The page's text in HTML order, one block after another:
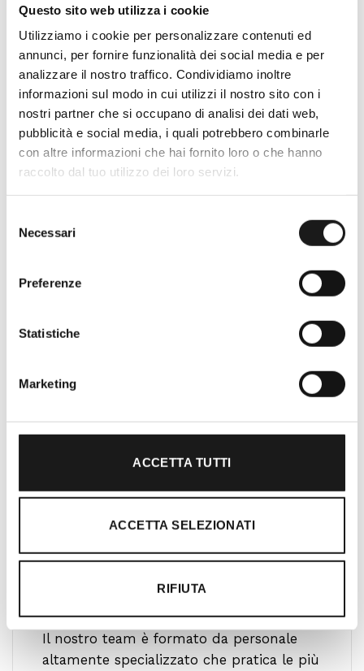
Questo sito web utilizza i cookie
Utilizziamo i cookie per personalizzare contenuti ed
annunci, per fornire funzionalità dei social media e per
analizzare il nostro traffico. Condividiamo inoltre
informazioni sul modo in cui utilizzi il nostro sito con i
nostri partner che si occupano di analisi dei dati web,
pubblicità e social media, i quali potrebbero combinarle
con altre informazioni che hai fornito loro o che hanno
raccolto dal tuo utilizzo dei loro servizi.
delNecessari
Preferenze
Statistiche
Marketing
ACCETTA TUTTI
ACCETTA SELEZIONATI
RIFIUTA
Oltre 30 anni di esperienza
Roma, RRTrek è il punto di riferimento
Lazio. Da sempre soddisfiamo i nostri
l’acquisto un’esperienza formativa e
Il nostro team è formato da personale
altamente specializzato che pratica le più